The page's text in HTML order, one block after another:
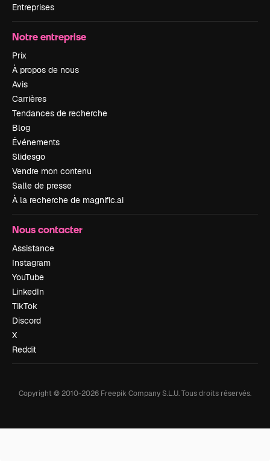
Entreprises
Notre entreprise
Prix
À propos de nous
Avis
Carrières
Tendances de recherche
Blog
Événements
Slidesgo
Vendre mon contenu
Salle de presse
À la recherche de magnific.ai
Nous contacter
Assistance
Instagram
YouTube
LinkedIn
TikTok
Discord
X
Reddit
Copyright © 2010-2026 Freepik Company S.L.U.Tous droits réservés.